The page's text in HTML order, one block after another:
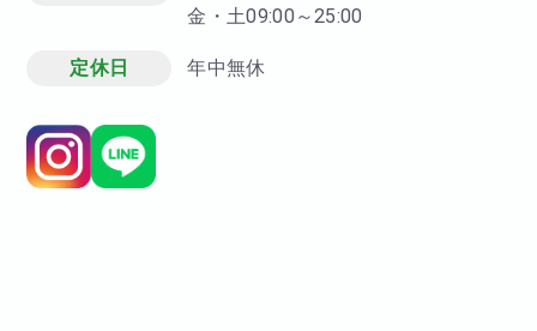
金・土09:00～25:00
定休日 年中無休